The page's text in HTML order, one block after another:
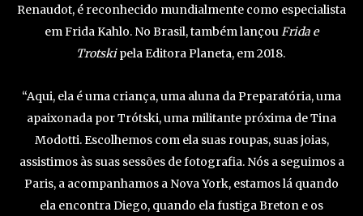
Renaudot, é reconhecido mundialmente como especialista
em Frida Kahlo. No Brasil, também lançouFrida e
Trotskipela Editora Planeta, em 2018.
“Aqui, ela é uma criança, uma aluna da Preparatória, uma
apaixonada por Trótski, uma militante próxima de Tina
Modotti. Escolhemos com ela suas roupas, suas joias,
assistimos às suas sessões de fotografia. Nós a seguimos a
Paris, a acompanhamos a Nova York, estamos lá quando
ela encontra Diego, quando ela fustiga Breton e os